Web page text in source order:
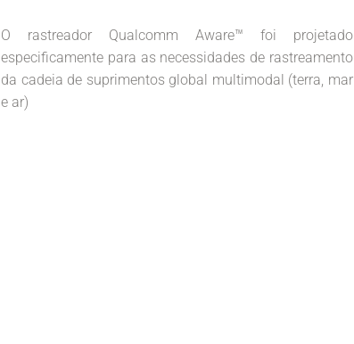
O rastreador Qualcomm Aware™ foi projetado
especificamente para as necessidades de rastreamento
da cadeia de suprimentos global multimodal (terra, mar
e ar)